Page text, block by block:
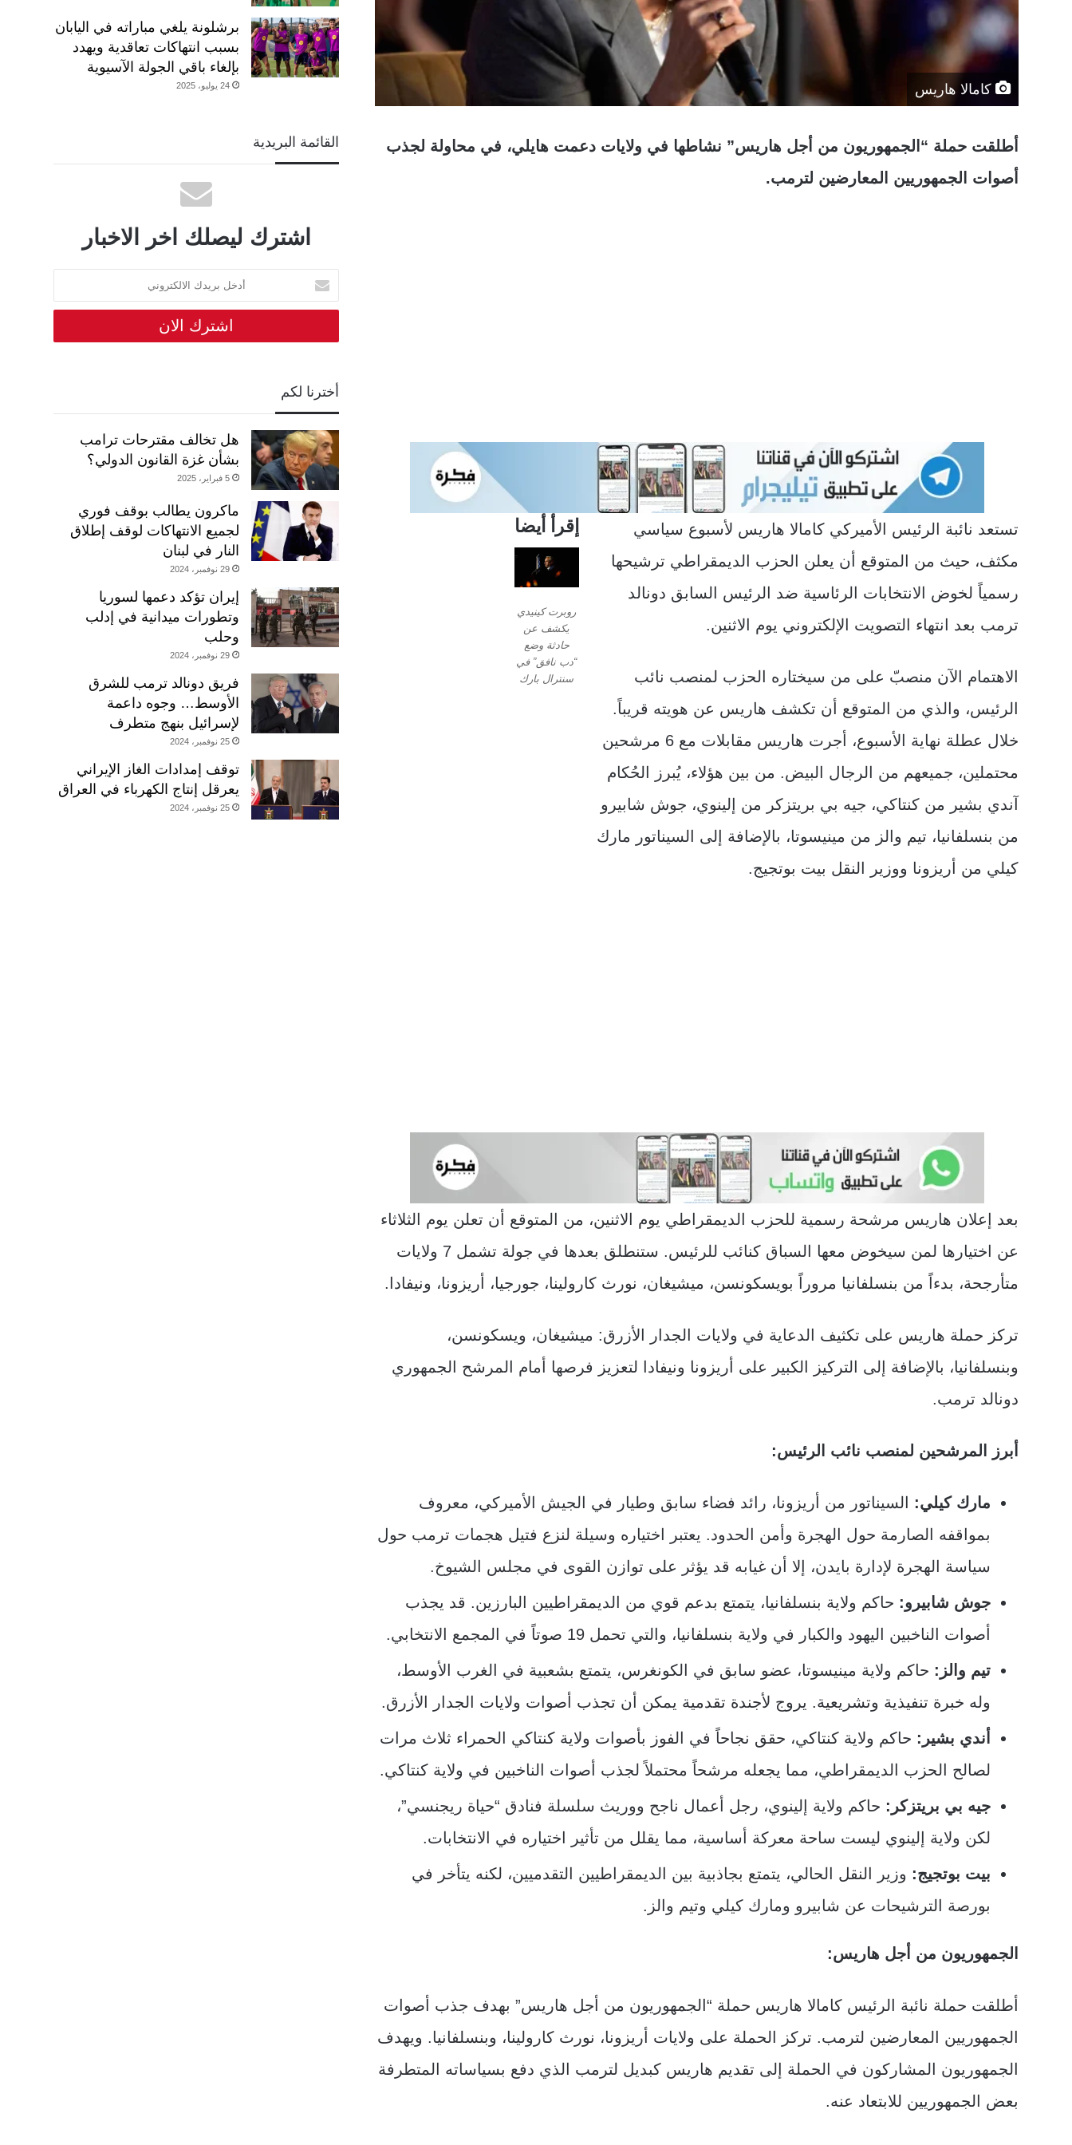
كامالا هاريس
أطلقت حملة “الجمهوريون من أجل هاريس” نشاطها في ولايات دعمت هايلي، في محاولة لجذب
أصوات الجمهوريين المعارضين لترمب.
تستعد نائبة الرئيس الأميركي كامالا هاريس لأسبوع سياسي
مكثف، حيث من المتوقع أن يعلن الحزب الديمقراطي ترشيحها
رسمياً لخوض الانتخابات الرئاسية ضد الرئيس السابق دونالد
ترمب بعد انتهاء التصويت الإلكتروني يوم الاثنين.
الاهتمام الآن منصبّ على من سيختاره الحزب لمنصب نائب
الرئيس، والذي من المتوقع أن تكشف هاريس عن هويته قريباً.
خلال عطلة نهاية الأسبوع، أجرت هاريس مقابلات مع 6 مرشحين
محتملين، جميعهم من الرجال البيض. من بين هؤلاء، يُبرز الحُكام
آندي بشير من كنتاكي، جيه بي بريتزكر من إلينوي، جوش شابيرو
من بنسلفانيا، تيم والز من مينيسوتا، بالإضافة إلى السيناتور مارك
كيلي من أريزونا ووزير النقل بيت بوتجيج.
إقرأ أيضا
روبرت كينيدي
يكشف عن
حادثة وضع
“دب نافق” في
سنترال بارك
بعد إعلان هاريس مرشحة رسمية للحزب الديمقراطي يوم الاثنين، من المتوقع أن تعلن يوم الثلاثاء
عن اختيارها لمن سيخوض معها السباق كنائب للرئيس. ستنطلق بعدها في جولة تشمل 7 ولايات
متأرجحة، بدءاً من بنسلفانيا مروراً بويسكونسن، ميشيغان، نورث كارولينا، جورجيا، أريزونا، ونيفادا.
تركز حملة هاريس على تكثيف الدعاية في ولايات الجدار الأزرق: ميشيغان، ويسكونسن،
وبنسلفانيا، بالإضافة إلى التركيز الكبير على أريزونا ونيفادا لتعزيز فرصها أمام المرشح الجمهوري
دونالد ترمب.
أبرز المرشحين لمنصب نائب الرئيس:
مارك كيلي: السيناتور من أريزونا، رائد فضاء سابق وطيار في الجيش الأميركي، معروف
بمواقفه الصارمة حول الهجرة وأمن الحدود. يعتبر اختياره وسيلة لنزع فتيل هجمات ترمب حول
سياسة الهجرة لإدارة بايدن، إلا أن غيابه قد يؤثر على توازن القوى في مجلس الشيوخ.
جوش شابيرو: حاكم ولاية بنسلفانيا، يتمتع بدعم قوي من الديمقراطيين البارزين. قد يجذب
أصوات الناخبين اليهود والكبار في ولاية بنسلفانيا، والتي تحمل 19 صوتاً في المجمع الانتخابي.
تيم والز: حاكم ولاية مينيسوتا، عضو سابق في الكونغرس، يتمتع بشعبية في الغرب الأوسط،
وله خبرة تنفيذية وتشريعية. يروج لأجندة تقدمية يمكن أن تجذب أصوات ولايات الجدار الأزرق.
أندي بشير: حاكم ولاية كنتاكي، حقق نجاحاً في الفوز بأصوات ولاية كنتاكي الحمراء ثلاث مرات
لصالح الحزب الديمقراطي، مما يجعله مرشحاً محتملاً لجذب أصوات الناخبين في ولاية كنتاكي.
جيه بي بريتزكر: حاكم ولاية إلينوي، رجل أعمال ناجح ووريث سلسلة فنادق “حياة ريجنسي”،
لكن ولاية إلينوي ليست ساحة معركة أساسية، مما يقلل من تأثير اختياره في الانتخابات.
بيت بوتجيج: وزير النقل الحالي، يتمتع بجاذبية بين الديمقراطيين التقدميين، لكنه يتأخر في
بورصة الترشيحات عن شابيرو ومارك كيلي وتيم والز.
الجمهوريون من أجل هاريس:
أطلقت حملة نائبة الرئيس كامالا هاريس حملة “الجمهوريون من أجل هاريس” بهدف جذب أصوات
الجمهوريين المعارضين لترمب. تركز الحملة على ولايات أريزونا، نورث كارولينا، وبنسلفانيا. ويهدف
الجمهوريون المشاركون في الحملة إلى تقديم هاريس كبديل لترمب الذي دفع بسياساته المتطرفة
بعض الجمهوريين للابتعاد عنه.
برشلونة يلغي مباراته في اليابان
بسبب انتهاكات تعاقدية ويهدد
بإلغاء باقي الجولة الآسيوية
24 يوليو، 2025
القائمة البريدية
اشترك ليصلك اخر الاخبار
أدخل
بريدك
الالكتروني
أخترنا لكم
هل تخالف مقترحات ترامب
بشأن غزة القانون الدولي؟
5 فبراير، 2025
ماكرون يطالب بوقف فوري
لجميع الانتهاكات لوقف إطلاق
النار في لبنان
29 نوفمبر، 2024
إيران تؤكد دعمها لسوريا
وتطورات ميدانية في إدلب
وحلب
29 نوفمبر، 2024
فريق دونالد ترمب للشرق
الأوسط… وجوه داعمة
لإسرائيل بنهج متطرف
25 نوفمبر، 2024
توقف إمدادات الغاز الإيراني
يعرقل إنتاج الكهرباء في العراق
25 نوفمبر، 2024